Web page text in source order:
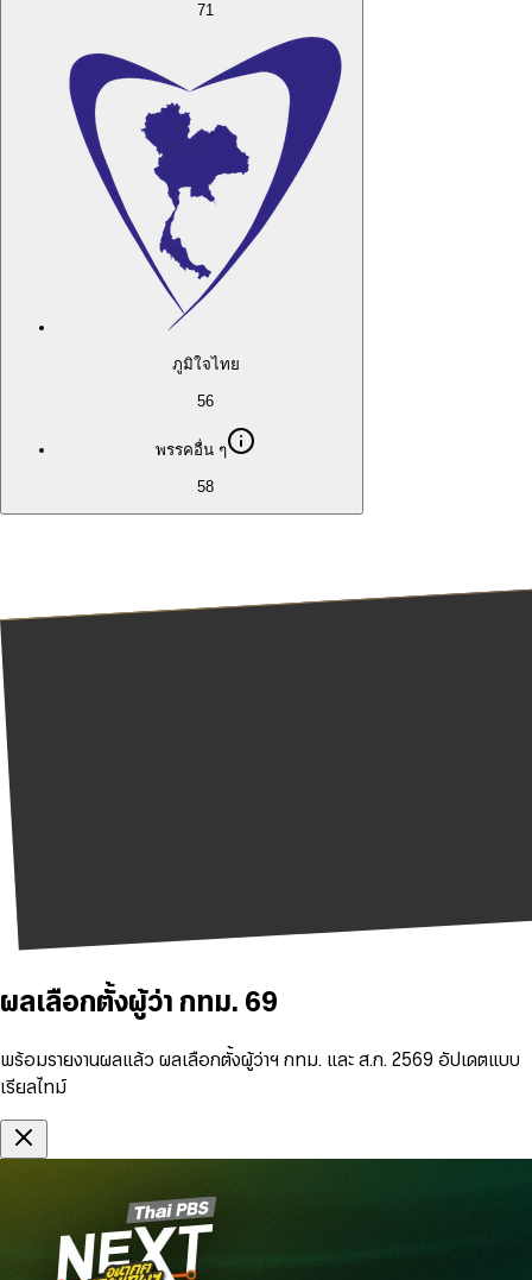
71
ภูมิใจไทย
56
พรรคอื่น ๆ
58
ผลเลือกตั้งผู้ว่า กทม. 69
พร้อมรายงานผลแล้ว ผลเลือกตั้งผู้ว่าฯ กทม. และ ส.ก. 2569 อัปเดตแบบ
เรียลไทม์